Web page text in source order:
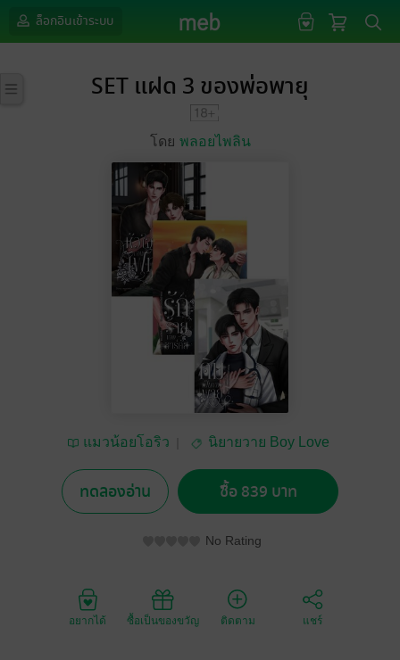
ล็อกอินเข้าระบบ
SET แฝด 3 ของพ่อพายุ
โดย พลอยไพลิน
แมวน้อยโอริว
นิยายวาย Boy Love
ทดลองอ่าน ซื้อ 839 บาท
No Rating
อยากได้ ซื้อเป็นของขวัญ ติดตาม แชร์